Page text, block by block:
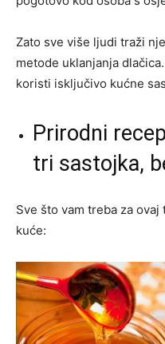
Zato sve više ljudi traži
metode uklanjanja
koristi isključivo kućne
Prirodni
tri sastojka,
Sve što vam treba za
kuće: